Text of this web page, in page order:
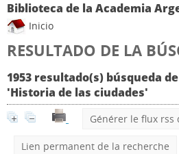
Biblioteca de la Academia
Inicio
RESULTADO DE LA
1953 resultado(s) búsqueda
'Historia de las ciudades'
Générer le flux rss
Lien permanent de la recherche